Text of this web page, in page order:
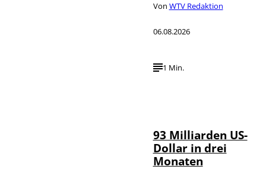
Von WTV Redaktion
06.08.2026
1 Min.
93 Milliarden US-
Dollar in drei
Monaten